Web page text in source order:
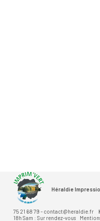
Héraldie
75 21 68 79 - contact@heraldie.fr
18h Sam : Sur rendez-vous